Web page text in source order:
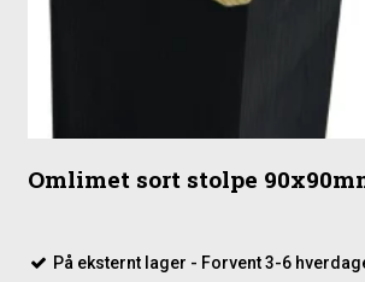
Omlimet sort stolpe
På eksternt lager - Forvent 3-6